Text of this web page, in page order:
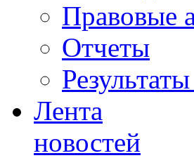
Правовые
Отчеты
Лента
новостей